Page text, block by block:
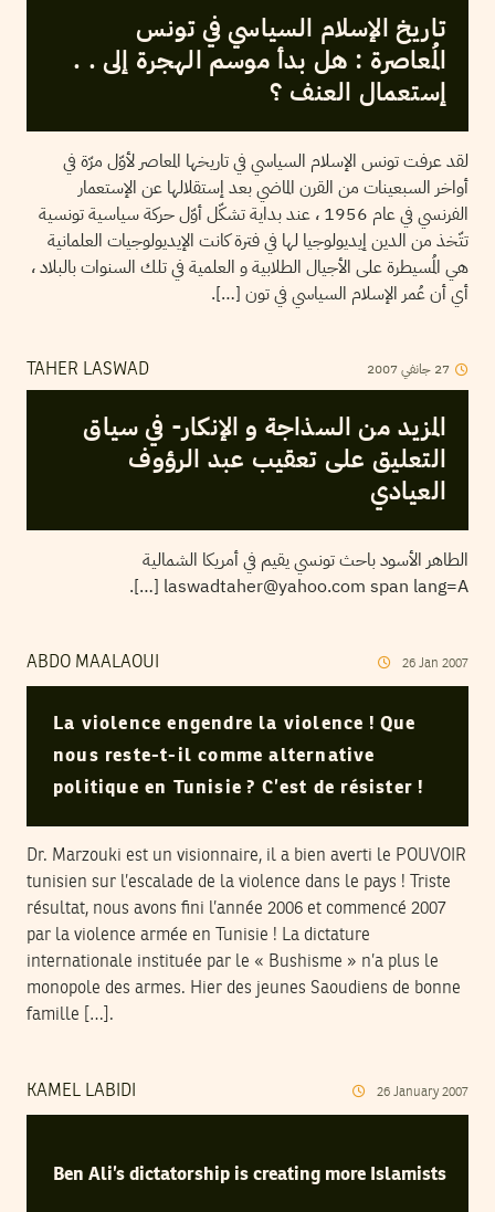
تاريخ الإسلام السياسي في تونس
المُعاصرة : هل بدأ موسم الهجرة إلى . .
إستعمال العنف ؟
لقد عرفت تونس الإسلام السياسي في تاريخها المعاصر لأوّل مرّة في
أواخر السبعينات من القرن الماضي بعد إستقلالها عن الإستعمار
الفرنسي في عام 1956 ، عند بداية تشكّل أوّل حركة سياسية تونسية
تتّخذ من الدين إيديولوجيا لها في فترة كانت الإيديولوجيات العلمانية
هي المُسيطرة على الأجيال الطلابية و العلمية في تلك السنوات بالبلاد ،
أي أن عُمر الإسلام السياسي في تون […].
TAHER LASWAD 27 جانفي2007
المزيد من السذاجة و الإنكار- في سياق
التعليق على تعقيب عبد الرؤوف
العيادي
الطاهر الأسود باحث تونسي يقيم في أمريكا الشمالية
laswadtaher@yahoo.com span lang=A […].
ABDO MAALAOUI 26 Jan 2007
La violence engendre la violence ! Que
nous reste-t-il comme alternative
politique en Tunisie ? C’est de résister !
Dr. Marzouki est un visionnaire, il a bien averti le POUVOIR
tunisien sur l’escalade de la violence dans le pays ! Triste
résultat, nous avons fini l’année 2006 et commencé 2007
par la violence armée en Tunisie ! La dictature
internationale instituée par le « Bushisme » n’a plus le
monopole des armes. Hier des jeunes Saoudiens de bonne
famille […].
KAMEL LABIDI 26 January 2007
Ben Ali’s dictatorship is creating more Islamists